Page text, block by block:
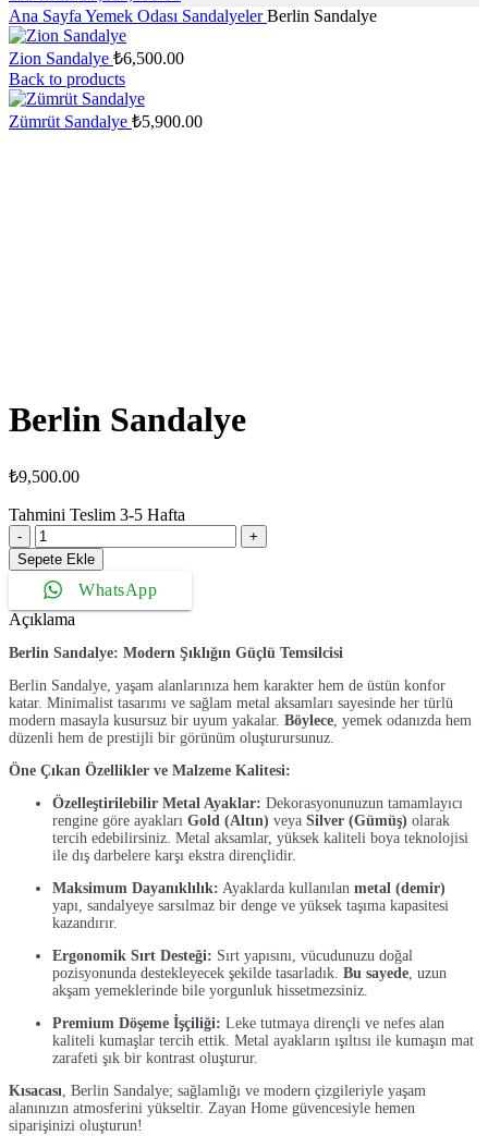
Ana Sayfa Yemek Odası SandalyelerBerlin Sandalye
Zion Sandalye ₺6,500.00
Back to products
Zümrüt Sandalye ₺5,900.00
Berlin Sandalye
₺9,500.00
Tahmini Teslim 3-5 Hafta
Berlin
Sandalye
adet
Sepete Ekle
WhatsApp
Açıklama
Berlin Sandalye: Modern Şıklığın Güçlü Temsilcisi
Berlin Sandalye, yaşam alanlarınıza hem karakter hem de üstün konfor
katar. Minimalist tasarımı ve sağlam metal aksamları sayesinde her türlü
modern masayla kusursuz bir uyum yakalar. Böylece , yemek odanızda hem
düzenli hem de prestijli bir görünüm oluşturursunuz.
Öne Çıkan Özellikler ve Malzeme Kalitesi:
Özelleştirilebilir Metal Ayaklar: Dekorasyonunuzun tamamlayıcı
rengine göre ayakları Gold (Altın) veya Silver (Gümüş) olarak
tercih edebilirsiniz. Metal aksamlar, yüksek kaliteli boya teknolojisi
ile dış darbelere karşı ekstra dirençlidir.
Maksimum Dayanıklılık: Ayaklarda kullanılan metal (demir)
yapı, sandalyeye sarsılmaz bir denge ve yüksek taşıma kapasitesi
kazandırır.
Ergonomik Sırt Desteği: Sırt yapısını, vücudunuzu doğal
pozisyonunda destekleyecek şekilde tasarladık. Bu sayede , uzun
akşam yemeklerinde bile yorgunluk hissetmezsiniz.
Premium Döşeme İşçiliği: Leke tutmaya dirençli ve nefes alan
kaliteli kumaşlar tercih ettik. Metal ayakların ışıltısı ile kumaşın mat
zarafeti şık bir kontrast oluşturur.
Kısacası , Berlin Sandalye; sağlamlığı ve modern çizgileriyle yaşam
alanınızın atmosferini yükseltir. Zayan Home güvencesiyle hemen
siparişinizi oluşturun!